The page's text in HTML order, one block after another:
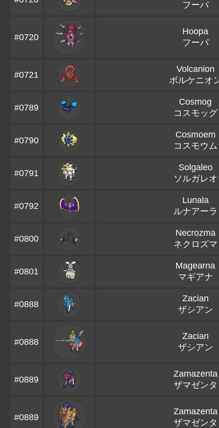
フーパ
#0720
Hoopa
フーパ
#0721
Volcanion
ボルケニオ
#0789
Cosmog
コスモッグ
#0790
Cosmoem
コスモウム
#0791
Solgaleo
ソルガレオ
#0792
Lunala
ルナアーラ
#0800
Necrozma
ネクロズマ
#0801
Magearna
マギアナ
#0888
Zacian
ザシアン
#0888
Zacian
ザシアン
#0889
Zamazenta
ザマゼンタ
#0889
Zamazenta
ザマゼンタ